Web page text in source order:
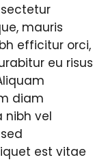
mauris
efficitur orci,
eu risus
diam
nibh vel
est vitae